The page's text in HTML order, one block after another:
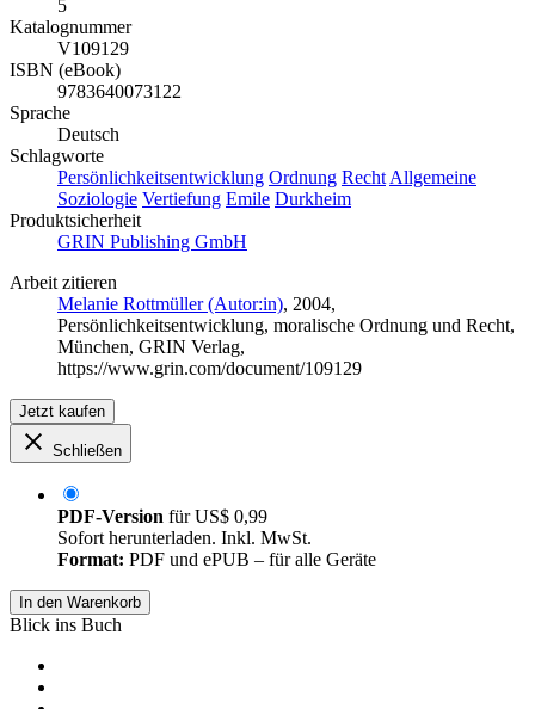
5
Katalognummer
V109129
ISBN (eBook)
9783640073122
Sprache
Deutsch
Schlagworte
Persönlichkeitsentwicklung Ordnung Recht Allgemeine
Soziologie Vertiefung Emile Durkheim
Produktsicherheit
GRIN Publishing GmbH
Arbeit zitieren
Melanie Rottmüller (Autor:in), 2004,
Persönlichkeitsentwicklung, moralische Ordnung und Recht,
München, GRIN Verlag,
https://www.grin.com/document/109129
Jetzt kaufen
Schließen
PDF-Version fürUS$ 0,99
Sofort herunterladen. Inkl. MwSt.
Format: PDF und ePUB – für alle Geräte
In den Warenkorb
Blick ins Buch